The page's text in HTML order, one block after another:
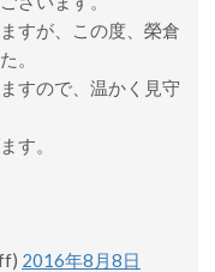
すが、この度、榮倉
。
すので、温かく見守
す。
2016年8月8日